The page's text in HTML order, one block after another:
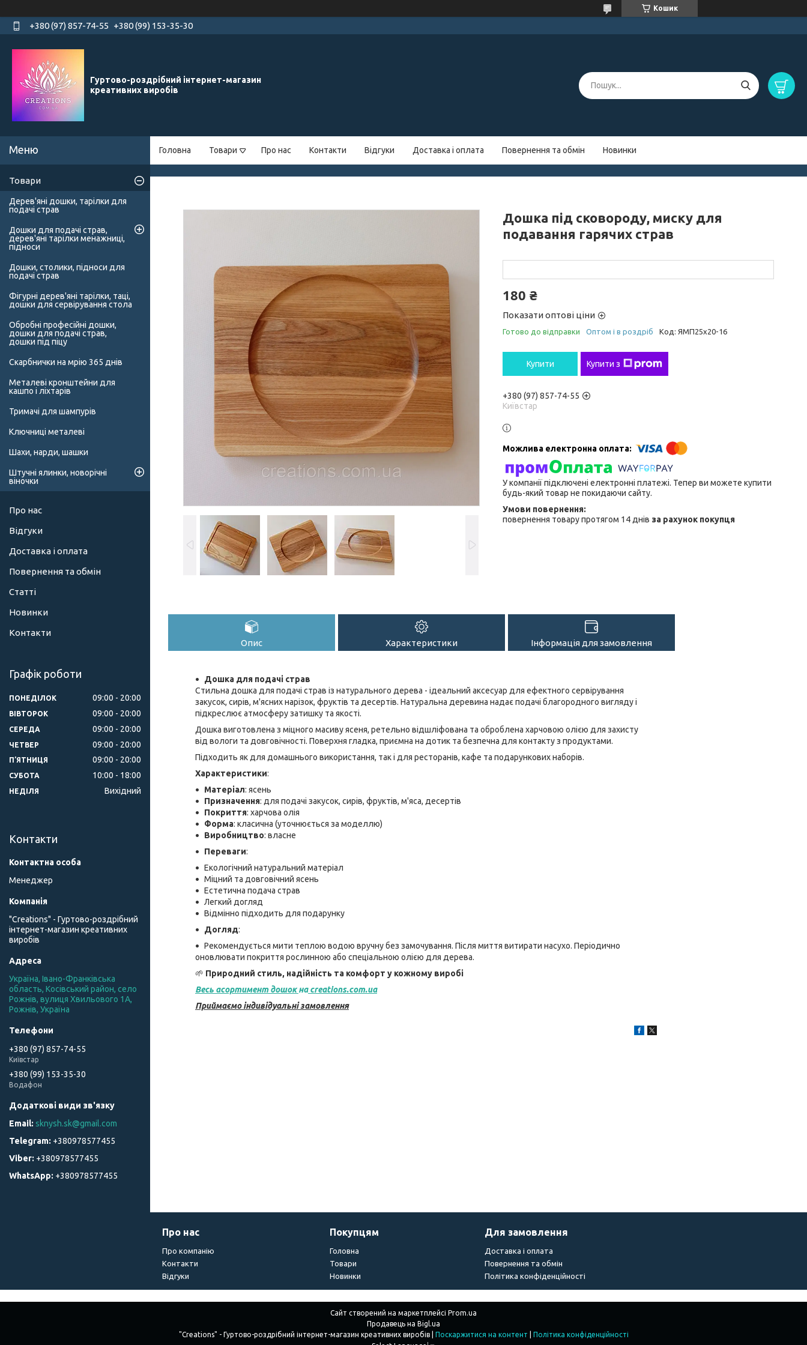
Кошик
+380 (97) 857-74-55 +380 (99) 153-35-30
Гуртово-роздрібний інтернет-магазин
креативних виробів
Головна Товари Про нас Контакти Відгуки Доставка і оплата Повернення та обмін Новинки
Дошка під сковороду, миску для
подавання гарячих страв
180 ₴
Показати оптові ціни
Готово до відправки Оптом і в роздріб Код: ЯМП25х20-16
Купити Купити з
+380 (97) 857-74-55
Київстар
У компанії підключені електронні платежі. Тепер ви можете купити
будь-який товар не покидаючи сайту.
повернення товару протягом 14 днів за рахунок покупця
Опис Характеристики Інформація для замовлення
Дошка для подачі страв
Стильна дошка для подачі страв із натурального дерева - ідеальний аксесуар для ефектного сервірування
закусок, сирів, м'ясних нарізок, фруктів та десертів. Натуральна деревина надає подачі благородного вигляду і
підкреслює атмосферу затишку та якості.
Дошка виготовлена ​​з міцного масиву ясеня, ретельно відшліфована та оброблена харчовою олією для захисту
від вологи та довговічності. Поверхня гладка, приємна на дотик та безпечна для контакту з продуктами.
Підходить як для домашнього використання, так і для ресторанів, кафе та подарункових наборів.
Характеристики:
Матеріал: ясень
Призначення: для подачі закусок, сирів, фруктів, м'яса, десертів
Покриття: харчова олія
Форма: класична (уточнюється за моделлю)
Виробництво: власне
Переваги:
Екологічний натуральний матеріал
Міцний та довговічний ясень
Естетична подача страв
Легкий догляд
Відмінно підходить для подарунку
Догляд:
Рекомендується мити теплою водою вручну без замочування. Після миття витирати насухо. Періодично
оновлювати покриття рослинною або спеціальною олією для дерева.
🌱 Природний стиль, надійність та комфорт у кожному виробі
Весь асортимент дошок на creations.com.ua
Приймаємо індивідуальні замовлення
Товари
Дерев'яні дошки, тарілки для
подачі страв
Дошки для подачі страв,
дерев'яні тарілки менажниці,
підноси
Дошки, столики, підноси для
подачі страв
Фігурні дерев'яні тарілки, таці,
дошки для сервірування стола
Обробні професійні дошки,
дошки для подачі страв,
дошки під піцу
Скарбнички на мрію 365 днів
Металеві кронштейни для
кашпо і ліхтарів
Тримачі для шампурів
Ключниці металеві
Шахи, нарди, шашки
Штучні ялинки, новорічні
віночки
Про нас
Відгуки
Доставка і оплата
Повернення та обмін
Статті
Новинки
Контакти
Графік роботи
ПОНЕДІЛОК 09:00 20:00
ВІВТОРОК 09:00 20:00
СЕРЕДА 09:00 20:00
ЧЕТВЕР 09:00 20:00
ПʼЯТНИЦЯ 09:00 20:00
СУБОТА 10:00 18:00
НЕДІЛЯ Вихідний
Контакти
Менеджер
"Creations" - Гуртово-роздрібний
інтернет-магазин креативних
виробів
Україна, Івано-Франківська
область, Косівський район, село
Рожнів, вулиця Хвильового 1А,
Рожнів, Україна
+380 (97) 857-74-55
Київстар
+380 (99) 153-35-30
Водафон
sknysh.sk@gmail.com
+380978577455
+380978577455
+380978577455
Про нас
Про компанію
Контакти
Відгуки
Покупцям
Головна
Товари
Новинки
Для замовлення
Доставка і оплата
Повернення та обмін
Політика конфіденційності
Сайт створений на маркетплейсі Prom.ua
Продавець на Bigl.ua
Поскаржитися на контент
Політика конфіденційності